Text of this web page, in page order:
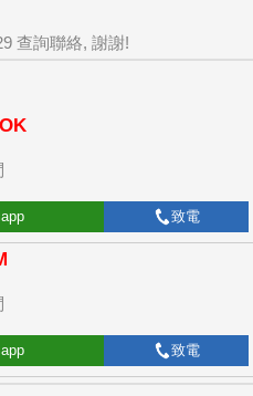
查詢聯絡, 謝謝!
致電
致電